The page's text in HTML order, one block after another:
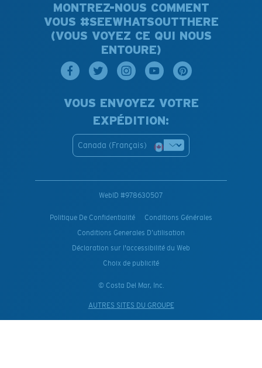
MONTREZ-NOUS COMMENT
VOUS #SEEWHATSOUTTHERE
(VOUS VOYEZ CE QUI NOUS
ENTOURE)
VOUS ENVOYEZ VOTRE
EXPÉDITION:
Canada (Français)
WebID #978630507
Politique De Confidentialité
Conditions Générales
Conditions Generales D’utilisation
Déclaration sur l'accessibilité du Web
Choix de publicité
© Costa Del Mar, Inc.
AUTRES SITES DU GROUPE